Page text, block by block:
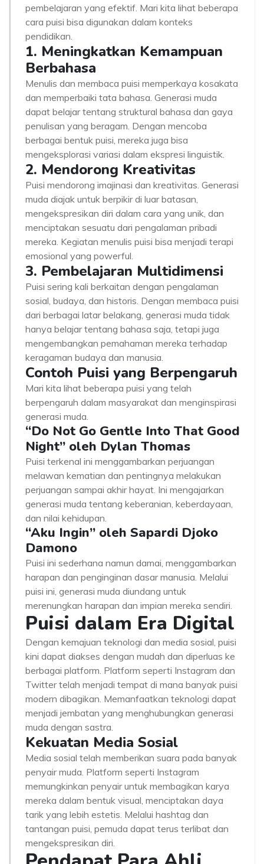
pembelajaran yang efektif. Mari kita lihat beberapa
cara puisi bisa digunakan dalam konteks
pendidikan.
1. Meningkatkan Kemampuan
Berbahasa
Menulis dan membaca puisi memperkaya kosakata
dan memperbaiki tata bahasa. Generasi muda
dapat belajar tentang struktural bahasa dan gaya
penulisan yang beragam. Dengan mencoba
berbagai bentuk puisi, mereka juga bisa
mengeksplorasi variasi dalam ekspresi linguistik.
2. Mendorong Kreativitas
Puisi mendorong imajinasi dan kreativitas. Generasi
muda diajak untuk berpikir di luar batasan,
mengekspresikan diri dalam cara yang unik, dan
menciptakan sesuatu dari pengalaman pribadi
mereka. Kegiatan menulis puisi bisa menjadi terapi
emosional yang powerful.
3. Pembelajaran Multidimensi
Puisi sering kali berkaitan dengan pengalaman
sosial, budaya, dan historis. Dengan membaca puisi
dari berbagai latar belakang, generasi muda tidak
hanya belajar tentang bahasa saja, tetapi juga
mengembangkan pemahaman mereka terhadap
keragaman budaya dan manusia.
Contoh Puisi yang Berpengaruh
Mari kita lihat beberapa puisi yang telah
berpengaruh dalam masyarakat dan menginspirasi
generasi muda.
“Do Not Go Gentle Into That Good
Night” oleh Dylan Thomas
Puisi terkenal ini menggambarkan perjuangan
melawan kematian dan pentingnya melakukan
perjuangan sampai akhir hayat. Ini mengajarkan
generasi muda tentang keberanian, keberdayaan,
dan nilai kehidupan.
“Aku Ingin” oleh Sapardi Djoko
Damono
Puisi ini sederhana namun damai, menggambarkan
harapan dan penginginan dasar manusia. Melalui
puisi ini, generasi muda diundang untuk
merenungkan harapan dan impian mereka sendiri.
Puisi dalam Era Digital
Dengan kemajuan teknologi dan media sosial, puisi
kini dapat diakses dengan mudah dan diperluas ke
berbagai platform. Platform seperti Instagram dan
Twitter telah menjadi tempat di mana banyak puisi
modern dibagikan. Memanfaatkan teknologi dapat
menjadi jembatan yang menghubungkan generasi
muda dengan sastra.
Kekuatan Media Sosial
Media sosial telah memberikan suara pada banyak
penyair muda. Platform seperti Instagram
memungkinkan penyair untuk membagikan karya
mereka dalam bentuk visual, menciptakan daya
tarik yang lebih estetis. Melalui hashtag dan
tantangan puisi, pemuda dapat terus terlibat dan
mengekspresikan diri.